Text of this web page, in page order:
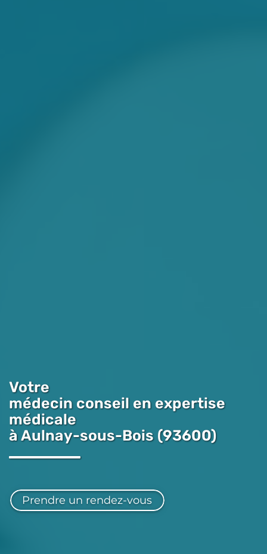
Votre
médecin conseil en expertise
médicale
à Aulnay-sous-Bois (93600)
Prendre un rendez-vous